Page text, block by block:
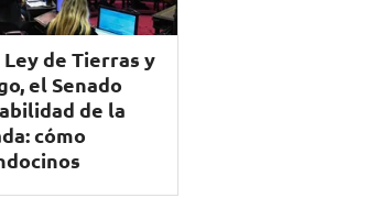
Ley de Tierras y
el Senado
de la
cómo